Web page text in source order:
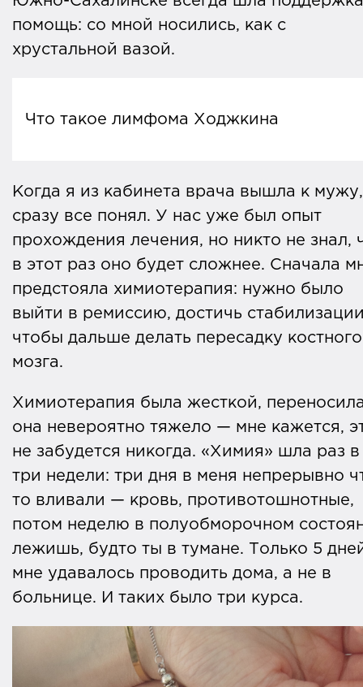
помощь: со мной носились, как с
хрустальной вазой.
Что такое лимфома Ходжкина
Лимфома Ходжкина — это системное
онкологическое заболевание,
поражающее лимфатическую систему
часть иммунной системы организма,
борющейся с различными
микроорганизмами. При лимфоме
Ходжкина лимфоциты, которые
относятся к белым кровяным клеткам
вызывая увеличение лимфатических
узлов во всем организме.
Врачипока не знают точную причину,
почему возникает это заболевание.
всего оно встречается у молодых
— 20-34 лет.
пациентов с классической
излечиваются на этапе 1 линии терапии.
Автор справки: Анна Емельянова
Когда я из кабинета врача вышла к
сразу все понял. У нас уже был опыт
прохождения лечения, но никто не знал,
в этот раз оно будет сложнее. Сначала
предстояла химиотерапия: нужно было
выйти в ремиссию, достичь
чтобы дальше делать пересадку костного
мозга.
Химиотерапия была жесткой,
она невероятно тяжело — мне кажется,
не забудется никогда. «Химия» шла раз в
три недели: три дня в меня непрерывно
то вливали — кровь, противотошнотные,
потом неделю в полуобморочном
лежишь, будто ты в тумане. Только 5
мне удавалось проводить дома, а не в
больнице. И таких было три курса.